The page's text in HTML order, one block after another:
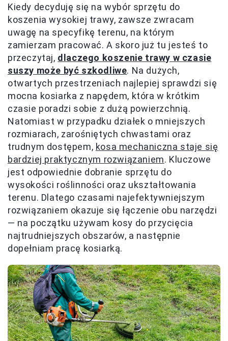
Kiedy decyduję się na wybór sprzętu do
koszenia wysokiej trawy, zawsze zwracam
uwagę na specyfikę terenu, na którym
zamierzam pracować. A skoro już tu jesteś to
przeczytaj, dlaczego koszenie trawy w czasie
suszy może być szkodliwe. Na dużych,
otwartych przestrzeniach najlepiej sprawdzi się
mocna kosiarka z napędem, która w krótkim
czasie poradzi sobie z dużą powierzchnią.
Natomiast w przypadku działek o mniejszych
rozmiarach, zarośniętych chwastami oraz
trudnym dostępem, kosa mechaniczna staje się
bardziej praktycznym rozwiązaniem. Kluczowe
jest odpowiednie dobranie sprzętu do
wysokości roślinności oraz ukształtowania
terenu. Dlatego czasami najefektywniejszym
rozwiązaniem okazuje się łączenie obu narzędzi
— na początku używam kosy do przycięcia
najtrudniejszych obszarów, a następnie
dopełniam pracę kosiarką.